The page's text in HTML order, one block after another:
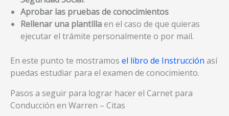
Aprobar las pruebas de conocimientos
Rellenar una plantillaen el caso de que quieras
ejecutar el trámite personalmente o por mail.
En este punto te mostramos el libro de Instrucción así
puedas estudiar para el examen de conocimiento.
Pasos a seguir para lograr hacer el Carnet para
Conducción en Warren – Citas